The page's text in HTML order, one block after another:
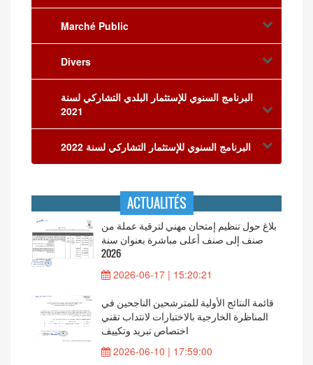
Marché Public
Divers
البرنامج السنوي للإستثمار البلدي التشاركي لسنة
2021
البرنامج السنوي للإستثمار التشاركي لسنة 2022
ACTUALITÉS
بلاغ حول تنظيم إمتحان مهني لترقية عملة من
صنف إلى صنف أعلى مباشرة بعنوان سنة
2026
2026-06-17 | 15:20:21
قائمة النتائج الأولية للمترشحين الناجحين في
المناظرة الخارجية بالاختبارات لانتداب تقني
اختصاص تبريد وتكييف
2026-06-10 | 17:59:00